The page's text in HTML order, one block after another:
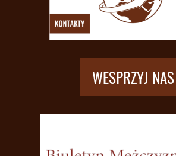
WESPRZYJ NAS